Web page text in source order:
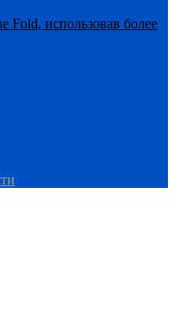
Fold, использовав более